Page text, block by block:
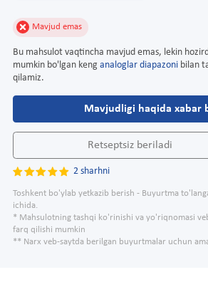
Mavjud emas
Bu mahsulot vaqtincha mavjud emas, lekin
mumkin bo'lgan keng analoglar diapazoni bilan
qilamiz.
Mavjudligi haqida xabar
Retseptsiz beriladi
2 sharhni
Toshkent bo'ylab yetkazib berish - Buyurtma
ichida.
* Mahsulotning tashqi ko'rinishi va yo'riqnomasi
farq qilishi mumkin
** Narx veb-saytda berilgan buyurtmalar uchun